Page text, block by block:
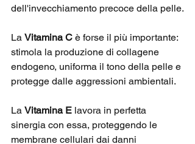
dell'invecchiamento precoce della pelle.
La Vitamina C è forse il più importante:
stimola la produzione di collagene
endogeno, uniforma il tono della pelle e
protegge dalle aggressioni ambientali.
La Vitamina E lavora in perfetta
sinergia con essa, proteggendo le
membrane cellulari dai danni